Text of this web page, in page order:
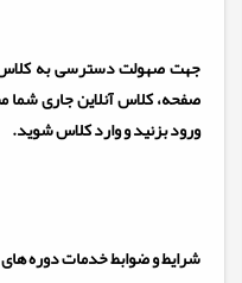
صفحه، کلاس آنلاین جاری
ورود بزنید و وارد کلاس شوید.
شرایط و ضوابط خدمات دوره